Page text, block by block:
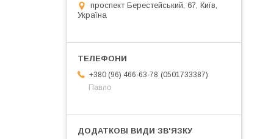
проспект Берестейський, 67, Київ,
Україна
+380 (96) 466-63-78
0501733387
Павло